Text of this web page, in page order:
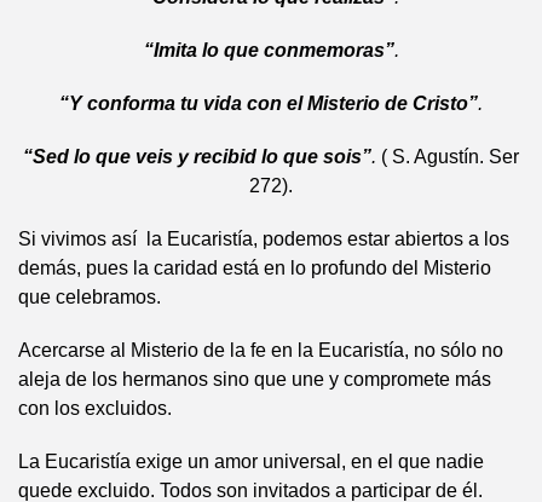
“Imita lo que conmemoras”.
“Y conforma tu vida con el Misterio de Cristo”.
“Sed lo que veis y recibid lo que sois”. ( S. Agustín. Ser
272).
Si vivimos así la Eucaristía, podemos estar abiertos a los
demás, pues la caridad está en lo profundo del Misterio
que celebramos.
Acercarse al Misterio de la fe en la Eucaristía, no sólo no
aleja de los hermanos sino que une y compromete más
con los excluidos.
La Eucaristía exige un amor universal, en el que nadie
quede excluido. Todos son invitados a participar de él.